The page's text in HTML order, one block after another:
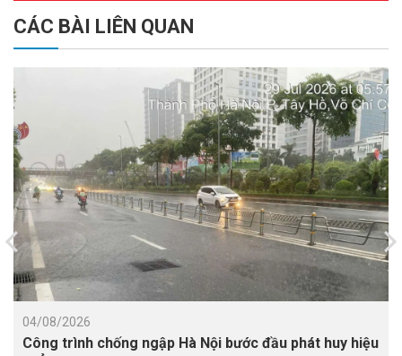
CÁC BÀI LIÊN QUAN
04/08/2026
Công trình chống ngập Hà Nội bước đầu phát huy hiệu